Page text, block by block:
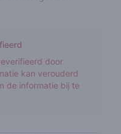
door
kan verouderd
de informatie bij te